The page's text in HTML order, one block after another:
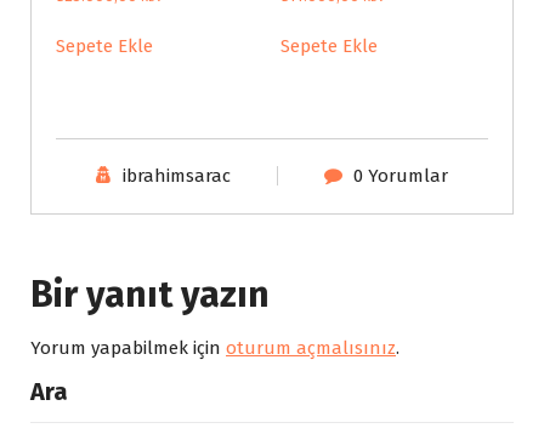
Sepete Ekle Sepete Ekle
ibrahimsarac 0 Yorumlar
Bir yanıt yazın
Yorum yapabilmek için oturum açmalısınız.
Ara